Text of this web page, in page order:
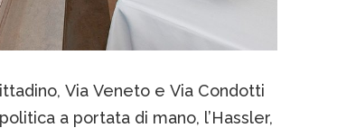
Via Veneto e Via Condotti
a portata di mano, l’Hassler,